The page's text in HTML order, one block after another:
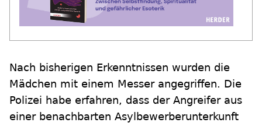
Nach bisherigen Erkenntnissen wurden die
Mädchen mit einem Messer angegriffen. Die
Polizei habe erfahren, dass der Angreifer aus
einer benachbarten Asylbewerberunterkunft